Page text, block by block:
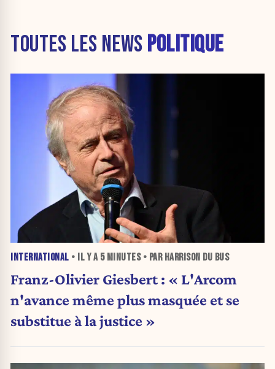
TOUTES LES NEWS POLITIQUE
INTERNATIONAL • IL Y A 5 MINUTES• PAR HARRISON DU BUS
Franz-Olivier Giesbert : « L'Arcom
n'avance même plus masquée et se
substitue à la justice »